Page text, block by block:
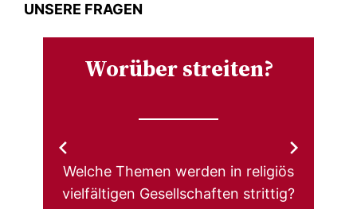
UNSERE FRAGEN
Worüber streiten?
Welche Themen werden in religiös
vielfältigen Gesellschaften strittig?